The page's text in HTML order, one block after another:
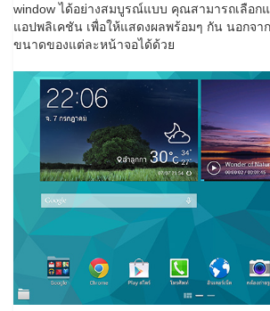
window ได้อย่างสมบูรณ์แบบ คุณสามารถเลือก
แอปพลิเคชัน เพื่อให้แสดงผลพร้อมๆ กัน นอกจ
ขนาดของแต่ละหน้าจอได้ด้วย